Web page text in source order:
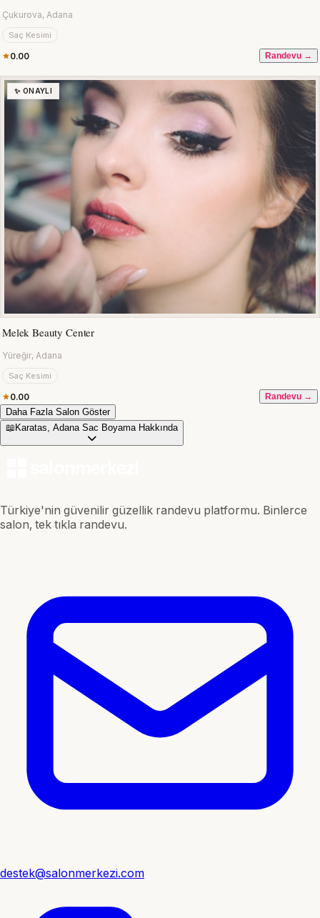
Çukurova, Adana
Saç Kesimi
0.00 Randevu →
✨ ONAYLI
Melek Beauty Center
Yüreğir, Adana
Saç Kesimi
0.00 Randevu →
Daha Fazla Salon Göster
📖 Karatas, Adana Sac Boyama Hakkında
Türkiye'nin güvenilir güzellik randevu platformu. Binlerce
salon, tek tıkla randevu.
destek@salonmerkezi.com